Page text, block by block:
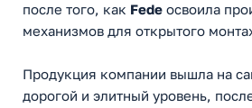
после того, как Fede освоила
механизмов для открытого
Продукция компании вышла на
дорогой и элитный уровень,